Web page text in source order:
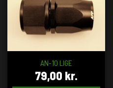
AN-10 LIGE
79,00 kr.